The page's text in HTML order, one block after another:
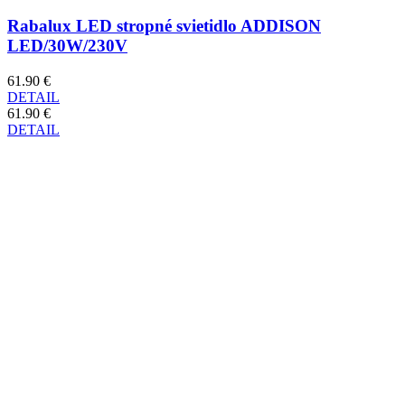
Rabalux LED stropné svietidlo ADDISON
LED/30W/230V
61.90 €
DETAIL
61.90 €
DETAIL